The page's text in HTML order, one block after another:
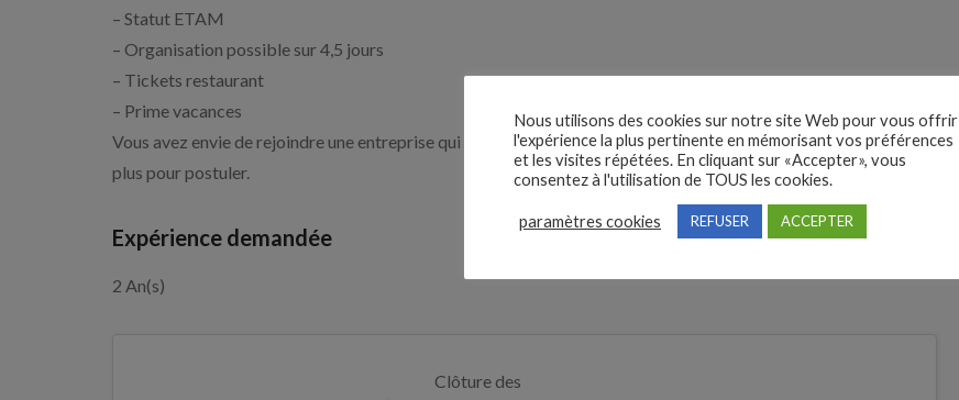
– Statut ETAM
– Organisation possible sur 4,5 jours
– Tickets restaurant
– Prime vacances
Vous avez envie de rejoindre une entreprise qui investit dans ses outils, ses projets et ses talents ? N’attendez
plus pour postuler.
Expérience demandée
2 An(s)
Clôture des
Nous utilisons des cookies sur notre site Web pour vous offrir
l'expérience la plus pertinente en mémorisant vos préférences
et les visites répétées. En cliquant sur «Accepter», vous
consentez à l'utilisation de TOUS les cookies.
paramètres cookies REFUSER ACCEPTER